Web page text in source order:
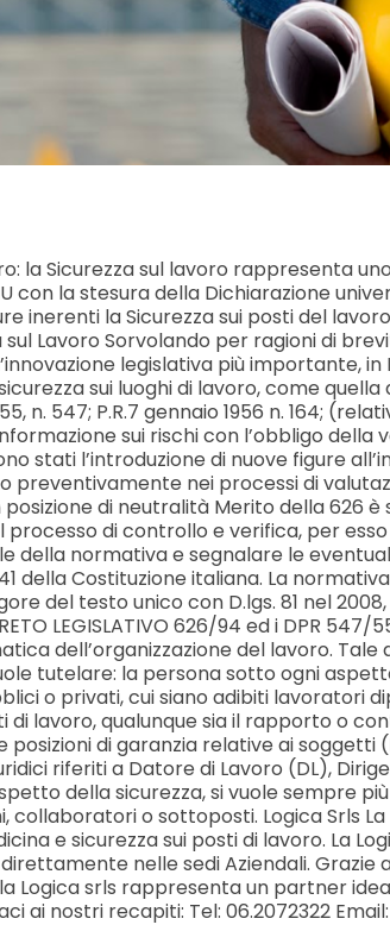
la Sicurezza sul lavoro rappresenta
la stesura della Dichiarazione
inerenti la Sicurezza sui posti del
Lavoro Sorvolando per ragioni di
legislativa più importante,
sui luoghi di lavoro, come quella
547; P.R.7 gennaio 1956 n. 164;
sui rischi con l’obbligo
l’introduzione di nuove figure
nei processi di
di neutralità Merito della 626
di controllo e verifica, per
della normativa e segnalare le
Costituzione italiana. La
del testo unico con D.lgs. 81 nel
LEGISLATIVO 626/94 ed i DPR
dell’organizzazione del lavoro.
tutelare: la persona sotto ogni
o privati, cui siano adibiti lavoratori
lavoro, qualunque sia il rapporto o
di garanzia relative ai soggetti
riferiti a Datore di Lavoro (DL),
della sicurezza, si vuole sempre
o sottoposti. Logica Srls
e sicurezza sui posti di lavoro. La
nelle sedi Aziendali.
srls rappresenta un partner
nostri recapiti: Tel: 06.2072322